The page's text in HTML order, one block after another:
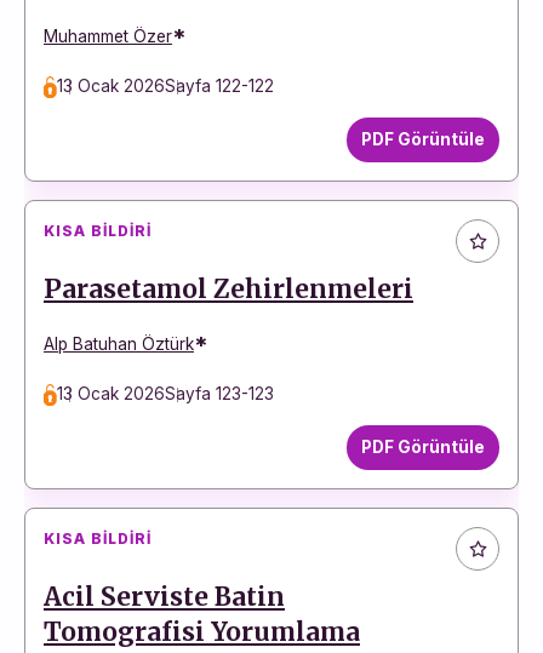
Muhammet Özer*
13 Ocak 2026Sayfa 122-122
PDF Görüntüle
KISA BILDIRI
Parasetamol Zehirlenmeleri
Alp Batuhan Öztürk*
13 Ocak 2026Sayfa 123-123
PDF Görüntüle
KISA BILDIRI
Acil Serviste Batin
Tomografisi Yorumlama